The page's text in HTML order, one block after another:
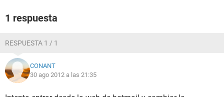
1 respuesta
RESPUESTA 1 / 1
CONANT
30 ago 2012 a las 21:35